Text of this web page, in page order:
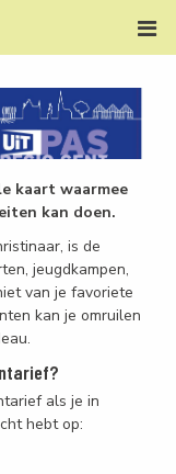
kaart waarmee
kan doen.
is de
jeugdkampen,
van je favoriete
kan je omruilen
als je in
hebt op: